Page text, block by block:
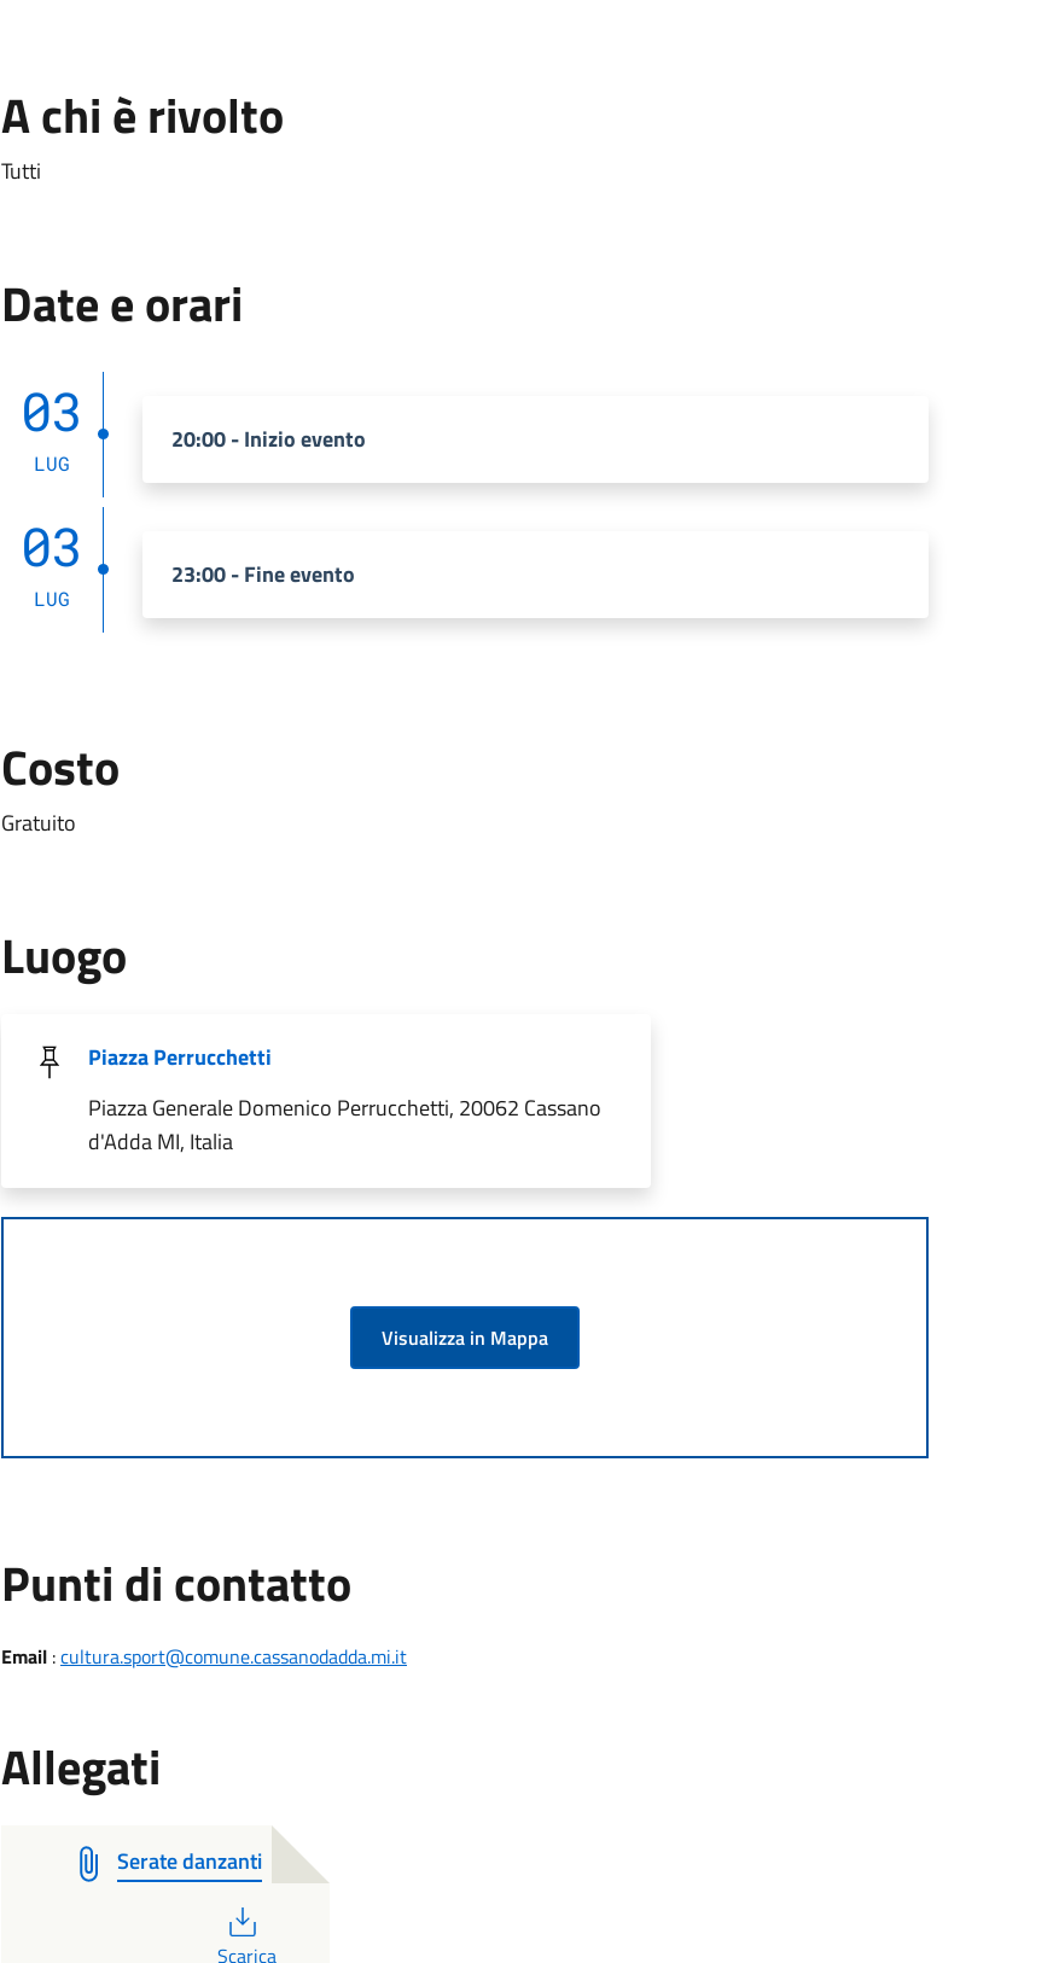
A chi è rivolto
Tutti
Date e orari
03
LUG
20:00 - Inizio evento
03
LUG
23:00 - Fine evento
Costo
Gratuito
Luogo
Piazza Perrucchetti
Piazza Generale Domenico Perrucchetti, 20062 Cassano
d'Adda MI, Italia
Visualizza in Mappa
Punti di contatto
Email:cultura.sport@comune.cassanodadda.mi.it
Allegati
Serate danzanti
Scarica